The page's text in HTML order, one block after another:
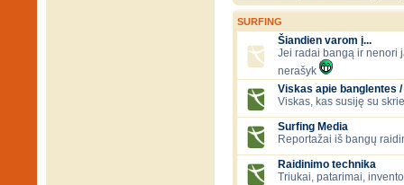
SURFING
Šiandien varom į...
Jei radai bangą ir nenori
nerašyk
Viskas apie banglentes
Viskas, kas susiję su
Surfing Media
Reportažai iš bangų
Raidinimo technika
Triukai, patarimai,